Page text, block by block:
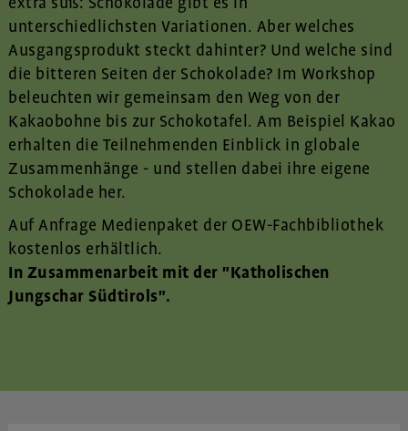
unterschiedlichsten Variationen. Aber welches
Ausgangsprodukt steckt dahinter? Und welche sind
die bitteren Seiten der Schokolade? Im Workshop
beleuchten wir gemeinsam den Weg von der
Kakaobohne bis zur Schokotafel. Am Beispiel Kakao
erhalten die Teilnehmenden Einblick in globale
Zusammenhänge - und stellen dabei ihre eigene
Schokolade her.
Auf Anfrage Medienpaket der OEW-Fachbibliothek
kostenlos erhältlich.
In Zusammenarbeit mit der "Katholischen
Jungschar Südtirols".